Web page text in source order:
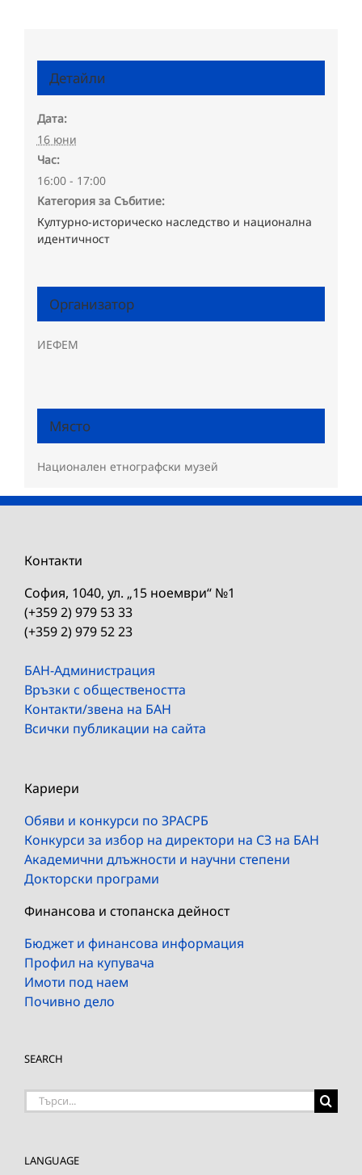
Детайли
Дата:
16 юни
Час:
16:00 - 17:00
Категория за Събитие:
Културно-историческо наследство и национална
идентичност
Организатор
ИЕФЕМ
Място
Национален етнографски музей
Контакти
София, 1040, ул. „15 ноември“ №1
(+359 2) 979 53 33
(+359 2) 979 52 23
БАН-Администрация
Връзки с обществеността
Контакти/звена на БАН
Всички публикации на сайта
Кариери
Обяви и конкурси по ЗРАСРБ
Конкурси за избор на директори на СЗ на БАН
Академични длъжности и научни степени
Докторски програми
Финансова и стопанска дейност
Бюджет и финансова информация
Профил на купувача
Имоти под наем
Почивно дело
SEARCH
Търсене
LANGUAGE